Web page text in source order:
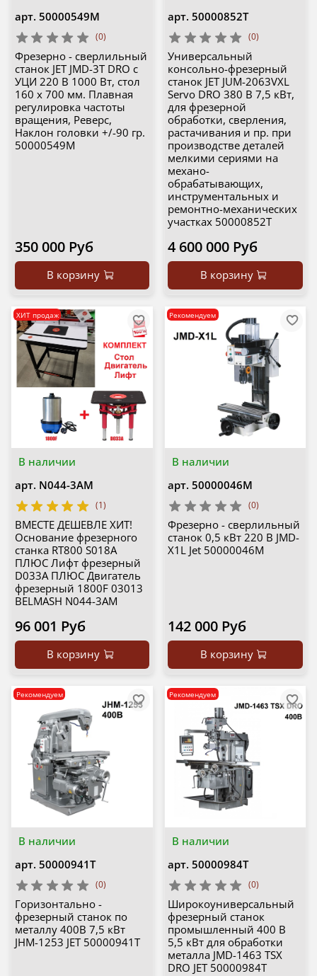
арт. 50000549M
(0)
Фрезерно - сверлильный
станок JET JMD-3T DRO с
УЦИ 220 В 1000 Вт, стол
160 x 700 мм. Плавная
регулировка частоты
вращения, Реверс,
Наклон головки +/-90 гр.
50000549M
350 000 Руб
В корзину
арт. 50000852T
(0)
Универсальный
консольно-фрезерный
станок JET JUM-2063VXL
Servo DRO 380 В 7,5 кВт,
для фрезерной
обработки, сверления,
растачивания и пр. при
производстве деталей
мелкими сериями на
механо-
обрабатывающих,
инструментальных и
ремонтно-механических
участках 50000852T
4 600 000 Руб
В корзину
В наличии
ХИТ продаж
арт. N044-3AM
(1)
ВМЕСТЕ ДЕШЕВЛЕ ХИТ!
Основание фрезерного
станка RT800 S018A
ПЛЮС Лифт фрезерный
D033A ПЛЮС Двигатель
фрезерный 1800F 03013
BELMASH N044-3AM
96 001 Руб
В корзину
В наличии
Рекомендуем
арт. 50000046M
(0)
Фрезерно - сверлильный
станок 0,5 кВт 220 В JMD-
X1L Jet 50000046M
142 000 Руб
В корзину
В наличии
Рекомендуем
арт. 50000941T
(0)
Горизонтально -
фрезерный станок по
металлу 400В 7,5 кВт
JHM-1253 JET 50000941T
В наличии
Рекомендуем
арт. 50000984T
(0)
Широкоуниверсальный
фрезерный станок
промышленный 400 В
5,5 кВт для обработки
металла JMD-1463 TSX
DRO JET 50000984T